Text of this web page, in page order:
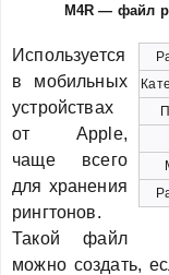
M4R — файл
Используется
в мобильных
устройствах
от Apple,
чаще всего
для хранения
рингтонов.
Такой файл
можно создать,